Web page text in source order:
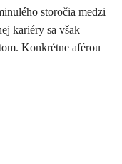
storočia medzi
kariéry sa však
Konkrétne aférou